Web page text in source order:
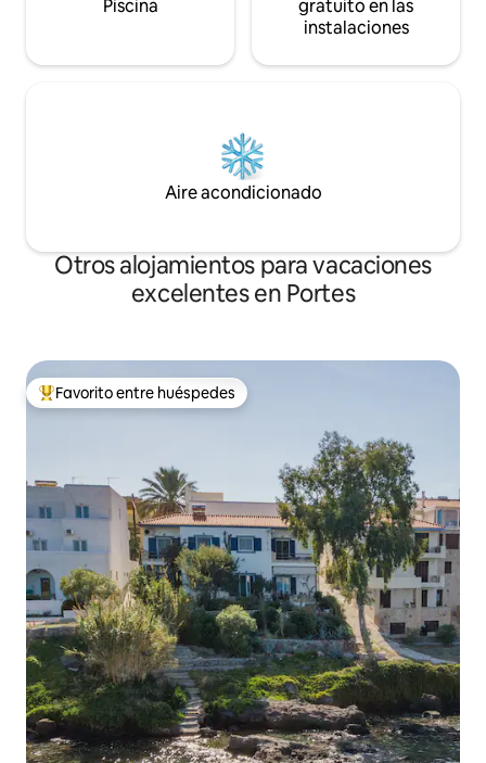
Piscina
gratuito en las
instalaciones
Aire acondicionado
Otros alojamientos para vacaciones
excelentes en Portes
Favorito entre huéspedes preferido
Favorito entre huéspedes